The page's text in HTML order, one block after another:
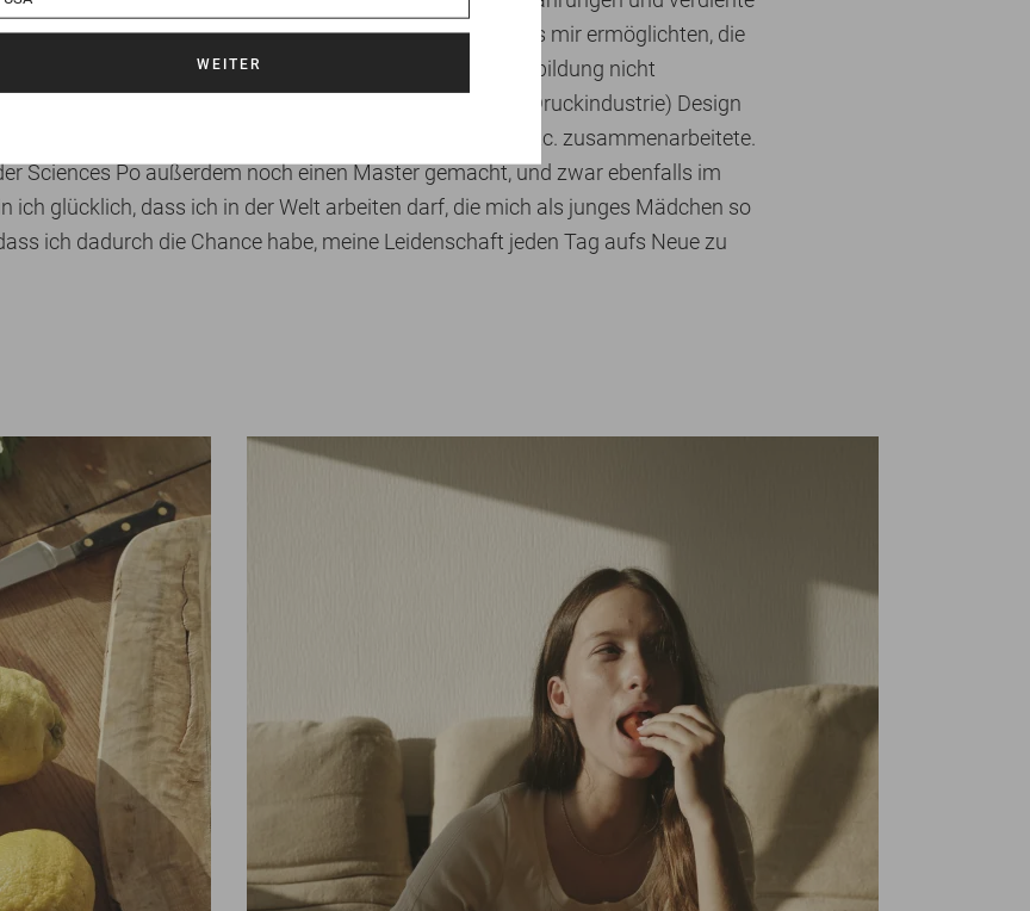
um mein Studium und meine Reisen zu finanzieren, die es mir ermöglichten, die
und kennenzulernen. Trotz all dem habe ich meine Ausbildung nicht
der Pariser Ecole Estienne (Hochschule für Kunst und Druckindustrie) Design
wo ich mit Grafikern, Typografen, Raumgestaltern etc. zusammenarbeitete.
Sciences Po außerdem noch einen Master gemacht, und zwar ebenfalls im
ich glücklich, dass ich in der Welt arbeiten darf, die mich als junges Mädchen so
ich dadurch die Chance habe, meine Leidenschaft jeden Tag aufs Neue zu